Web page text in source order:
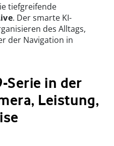
tiefgreifende
. Der smarte KI-
des Alltags,
der Navigation in
Serie in der
Leistung,